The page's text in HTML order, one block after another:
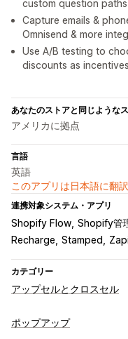
custom question paths
Capture emails &
Omnisend & more
Use A/B testing to
discounts as incentives
あなたのストアと同じような
アメリカに拠点
言語
英語
このアプリは日本語に翻
連携対象システム・アプリ
Shopify Flow Shopify管
Recharge Stamped
カテゴリー
アップセルとクロスセル
カスタマイズ
ポップアップ